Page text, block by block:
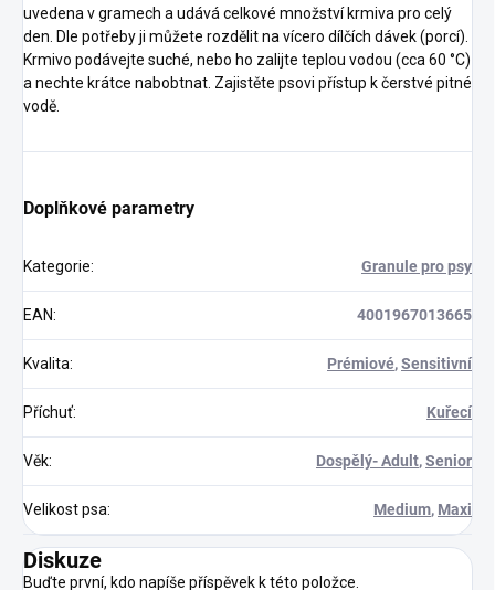
uvedena v gramech a udává celkové množství krmiva pro celý
den. Dle potřeby ji můžete rozdělit na vícero dílčích dávek (porcí).
Krmivo podávejte suché, nebo ho zalijte teplou vodou (cca 60 °C)
a nechte krátce nabobtnat. Zajistěte psovi přístup k čerstvé pitné
vodě.
Doplňkové parametry
Kategorie: Granule pro psy
EAN: 4001967013665
Kvalita: Prémiové,Sensitivní
Příchuť: Kuřecí
Věk: Dospělý- Adult,Senior
Velikost psa: Medium, Maxi
Diskuze
Buďte první, kdo napíše příspěvek k této položce.